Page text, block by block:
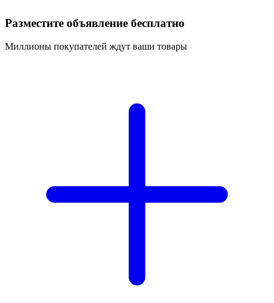
Разместите объявление бесплатно
Миллионы покупателей ждут ваши товары